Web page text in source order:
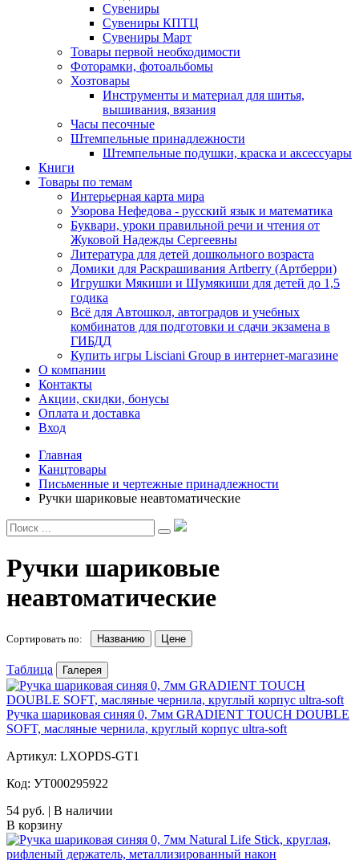
Сувениры
Сувениры КПТЦ
Сувениры Март
Товары первой необходимости
Фоторамки, фотоальбомы
Хозтовары
Инструменты и материал для шитья,
вышивания, вязания
Часы песочные
Штемпельные принадлежности
Штемпельные подушки, краска и аксессуары
Книги
Товары по темам
Интерьерная карта мира
Узорова Нефедова - русский язык и математика
Буквари, уроки правильной речи и чтения от
Жуковой Надежды Сергеевны
Литература для детей дошкольного возраста
Домики для Раскрашивания Artberry (Артберри)
Игрушки Мякиши и Шумякиши для детей до 1,5
годика
Всё для Автошкол, автоградов и учебных
комбинатов для подготовки и сдачи экзамена в
ГИБДД
Купить игры Lisciani Group в интернет-магазине
О компании
Контакты
Акции, скидки, бонусы
Оплата и доставка
Вход
Главная
Канцтовары
Письменные и чертежные принадлежности
Ручки шариковые неавтоматические
Ручки шариковые
неавтоматические
Сортировать по: Названию Цене
Таблица Галерея
Ручка шариковая синяя 0, 7мм GRADIENT TOUCH DOUBLE
SOFT, масляные чернила, круглый корпус ultra-soft
Артикул: LXOPDS-GT1
Код: УТ000295922
54 руб. | В наличии
В корзину